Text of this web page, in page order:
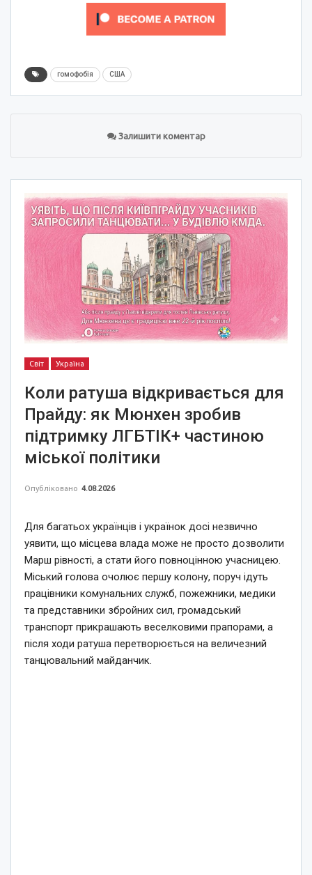
гомофобія США
Залишити коментар
Світ Україна
Коли ратуша відкривається для
Прайду: як Мюнхен зробив
підтримку ЛГБТІК+ частиною
міської політики
Опубліковано 4.08.2026
Для багатьох українців і українок досі незвично
уявити, що місцева влада може не просто дозволити
Марш рівності, а стати його повноцінною учасницею.
Міський голова очолює першу колону, поруч ідуть
працівники комунальних служб, пожежники, медики
та представники збройних сил, громадський
транспорт прикрашають веселковими прапорами, а
після ходи ратуша перетворюється на величезний
танцювальний майданчик.